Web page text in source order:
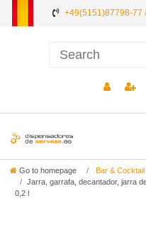
+49(5151)87798-77
Go to homepage Bar & Cocktail
Jarra, garrafa, decantador, jarra
0,2 l